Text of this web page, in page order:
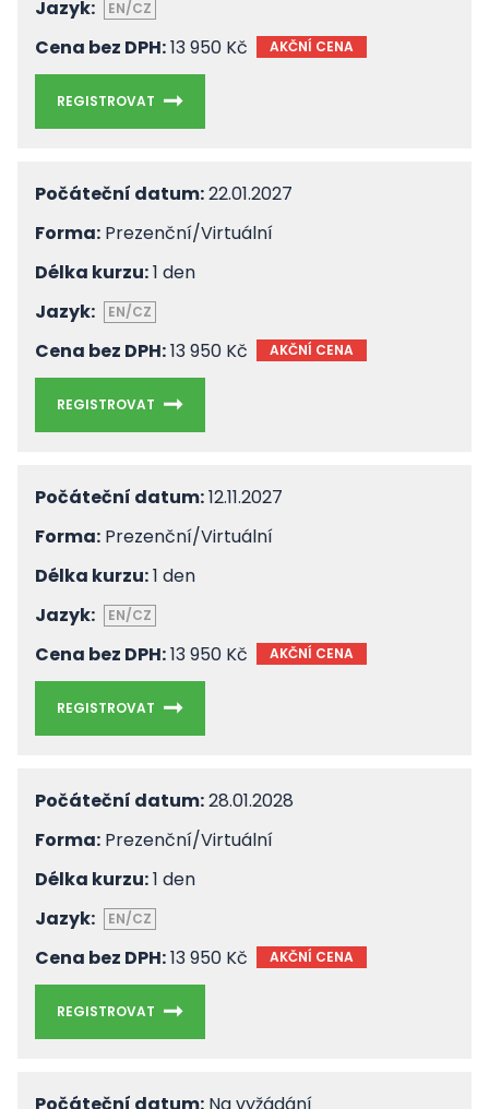
Jazyk: EN/CZ
Cena bez DPH:13 950 Kč AKČNÍ CENA
REGISTROVAT
Počáteční datum:22.01.2027
Forma: Prezenční/Virtuální
Délka kurzu:1 den
Jazyk:
EN/CZ
Cena bez DPH:13 950 Kč AKČNÍ CENA
REGISTROVAT
Počáteční datum:12.11.2027
Forma: Prezenční/Virtuální
Délka kurzu:1 den
Jazyk:
EN/CZ
Cena bez DPH:13 950 Kč AKČNÍ CENA
REGISTROVAT
Počáteční datum:28.01.2028
Forma: Prezenční/Virtuální
Délka kurzu:1 den
Jazyk:
EN/CZ
Cena bez DPH:13 950 Kč AKČNÍ CENA
REGISTROVAT